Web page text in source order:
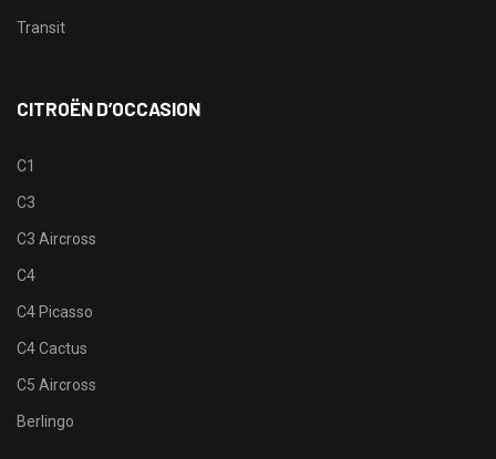
Transit
CITROËN D’OCCASION
C1
C3
C3 Aircross
C4
C4 Picasso
C4 Cactus
C5 Aircross
Berlingo